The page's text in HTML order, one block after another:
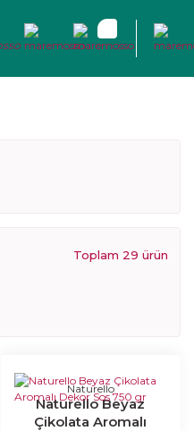
Toplam 29 ürün
Naturello
Naturello Beyaz
Çikolata Aromalı